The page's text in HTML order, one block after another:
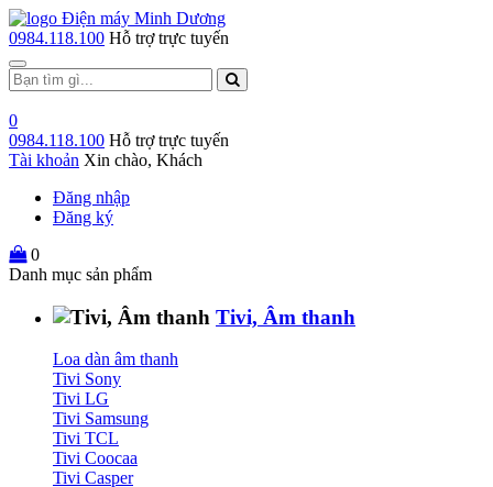
0984.118.100 Hỗ trợ trực tuyến
Toggle
navigation
0
0984.118.100 Hỗ trợ trực tuyến
Tài khoản Xin chào, Khách
Đăng nhập
Đăng ký
0
Danh mục sản phẩm
Tivi, Âm thanh
Loa dàn âm thanh
Tivi Sony
Tivi LG
Tivi Samsung
Tivi TCL
Tivi Coocaa
Tivi Casper